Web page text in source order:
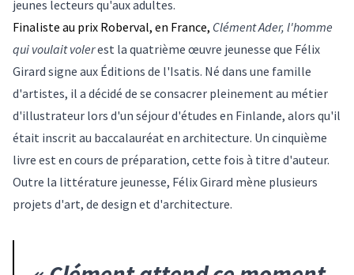
jeunes lecteurs qu'aux adultes.
Finaliste au prix Roberval, en France, Clément Ader, l'homme
qui voulait volerest la quatrième œuvre jeunesse que Félix
Girard signe aux Éditions de l'Isatis. Né dans une famille
d'artistes, il a décidé de se consacrer pleinement au métier
d'illustrateur lors d'un séjour d'études en Finlande, alors qu'il
était inscrit au baccalauréat en architecture. Un cinquième
livre est en cours de préparation, cette fois à titre d'auteur.
Outre la littérature jeunesse, Félix Girard mène plusieurs
projets d'art, de design et d'architecture.